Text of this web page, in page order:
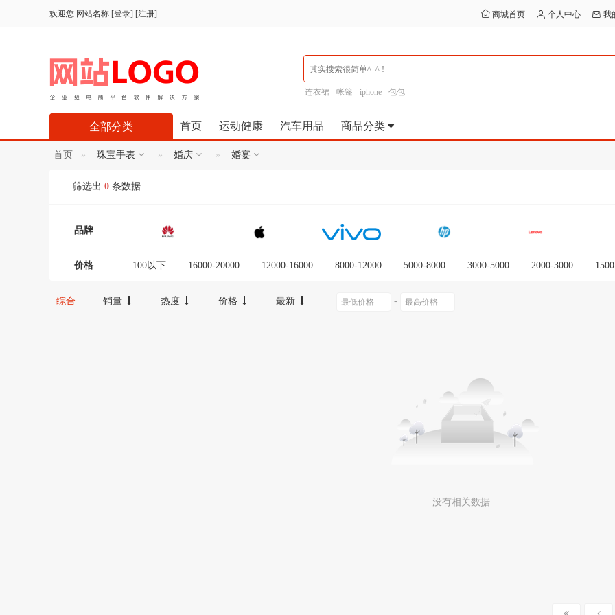
欢迎您 网站名称 [登录] [注册] 商城首页 个人中心 我
连衣裙 帐篷 iphone 包包
首页 运动健康 汽车用品 商品分类
全部分类
首页 珠宝手表 婚庆 婚宴
筛选出 0 条数据
品牌
价格 100以下 16000-20000 12000-16000 8000-12000 5000-8000 3000-5000 2000-3000
综合 销量 热度 价格 最新 -
没有相关数据